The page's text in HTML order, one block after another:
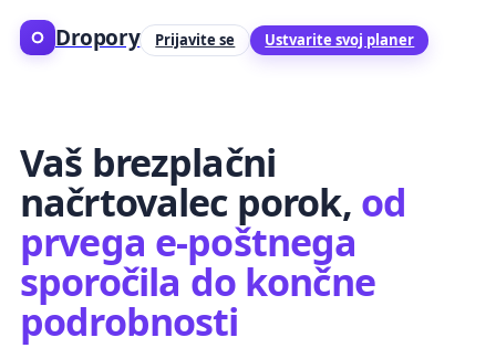
Dropory Prijavite se Ustvarite svoj planer
Vaš brezplačni
načrtovalec porok, od
prvega e-poštnega
sporočila do končne
podrobnosti